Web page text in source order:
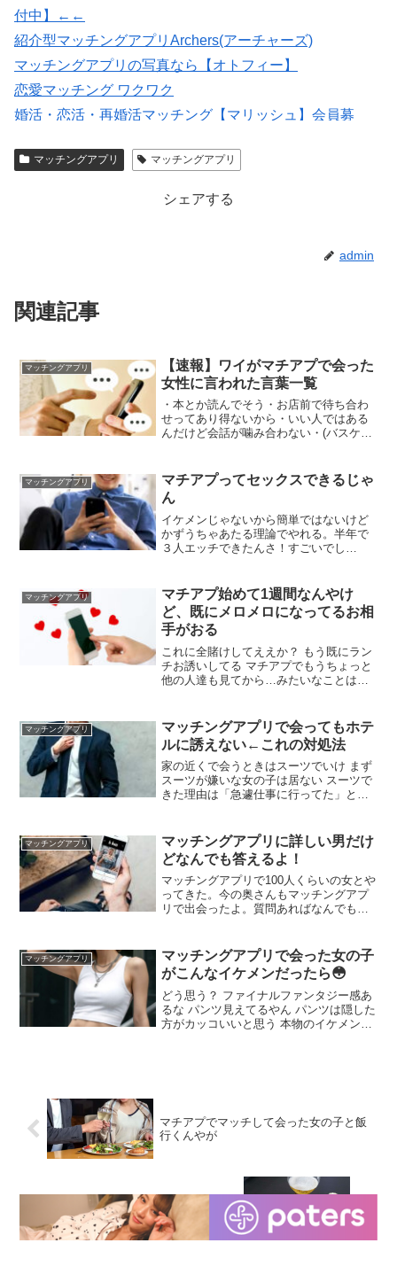
付中】←←
紹介型マッチングアプリArchers(アーチャーズ)
マッチングアプリの写真なら【オトフィー】
恋愛マッチング ワクワク
婚活・恋活・再婚活マッチング【マリッシュ】会員募
会員数は国内最大級の180万人を突破！【paters】
マッチングアプリ マッチングアプリ
シェアする
admin
関連記事
マッチングアプリ
【速報】ワイがマチアプで会った
女性に言われた言葉一覧
・本とか読んでそう・お店前で待ち合わ
せってあり得ないから・いい人ではある
んだけど会話が噛み合わない・(バスケや
達としてなら面白そうだけど付き合うと
したら無理 なあこれあかんやろ…
マッチングアプリ
マチアプってセックスできるじゃ
ん
イケメンじゃないから簡単ではないけど
かずうちゃあたる理論でやれる。半年で
３人エッチできたんさ！すごいでし
ンジするんさ！ すごいね立派だよ動かな
い男が多過ぎるからな行動すればやれる
んだよ
マッチングアプリ
マチアプ始めて1週間なんやけ
ど、既にメロメロになってるお相
手がおる
これに全賭けしてええか？ もう既にラン
チお誘いしてる マチアプでもうちょっと
他の人達も見てから…みたいなことは考
と趣味の話 ワイの職業はちょっと特殊な
んやけど、親身に聞いてくれて良い感じ
に話も展開してくれる
マッチングアプリ
マッチングアプリで会ってもホテ
ルに誘えない←これの対処法
家の近くで会うときはスーツでいけ まず
スーツが嫌いな女の子は居ない スーツで
きた理由は「急遽仕事に行ってた」とか
え そしたら大体家まで着いてくるから、
何か飲み物でも出せば完璧や マッチング
アプリなんて女の子の方も半分その気
マッチングアプリ
マッチングアプリに詳しい男だけ
どなんでも答えるよ！
マッチングアプリで100人くらいの女とや
ってきた。今の奥さんもマッチングアプ
リで出会ったよ。質問あればなんでも答
も年齢高め(30代)が多いけど ちなみに顔
に自身がある人はティンダーかタップル
マッチングアプリ
マッチングアプリで会った女の子
がこんなイケメンだったら😳
どう思う？ ファイナルファンタジー感あ
るな パンツ見えてるやん パンツは隠した
方がカッコいいと思う 本物のイケメンの
マチアプでマッチして会った女の子と飯
行くんやが
マッチングアプリで会ったお姉さんと宅
飲みするんやがｗｗｗｗ